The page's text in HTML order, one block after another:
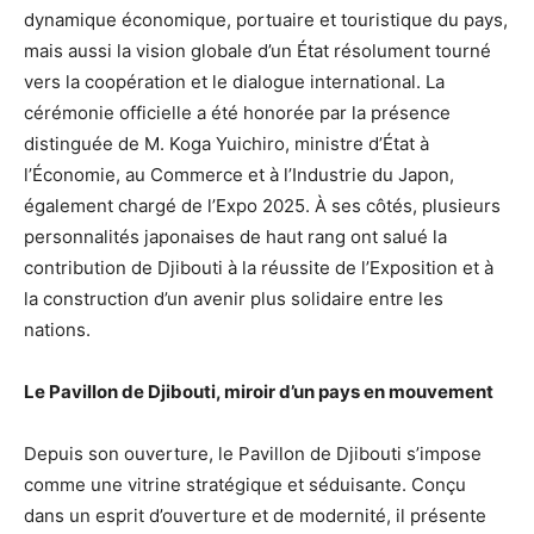
dynamique économique, portuaire et touristique du pays,
mais aussi la vision globale d’un État résolument tourné
vers la coopération et le dialogue international. La
cérémonie officielle a été honorée par la présence
distinguée de M. Koga Yuichiro, ministre d’État à
l’Économie, au Commerce et à l’Industrie du Japon,
également chargé de l’Expo 2025. À ses côtés, plusieurs
personnalités japonaises de haut rang ont salué la
contribution de Djibouti à la réussite de l’Exposition et à
la construction d’un avenir plus solidaire entre les
nations.
Le Pavillon de Djibouti, miroir d’un pays en mouvement
Depuis son ouverture, le Pavillon de Djibouti s’impose
comme une vitrine stratégique et séduisante. Conçu
dans un esprit d’ouverture et de modernité, il présente